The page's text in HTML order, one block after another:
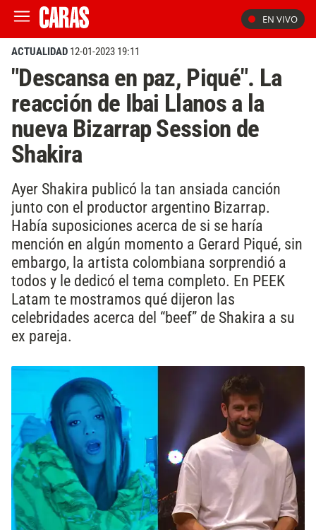
EN VIVO
ACTUALIDAD 12-01-2023 19:11
"Descansa en paz, Piqué". La
reacción de Ibai Llanos a la
nueva Bizarrap Session de
Shakira
Ayer Shakira publicó la tan ansiada canción
junto con el productor argentino Bizarrap.
Había suposiciones acerca de si se haría
mención en algún momento a Gerard Piqué, sin
embargo, la artista colombiana sorprendió a
todos y le dedicó el tema completo. En PEEK
Latam te mostramos qué dijeron las
celebridades acerca del “beef” de Shakira a su
ex pareja.